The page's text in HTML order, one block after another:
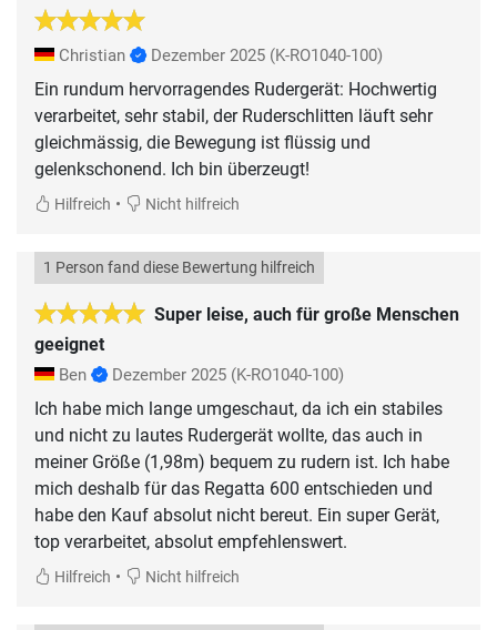
Christian Dezember 2025 (K-RO1040-100)
Ein rundum hervorragendes Rudergerät: Hochwertig
verarbeitet, sehr stabil, der Ruderschlitten läuft sehr
gleichmässig, die Bewegung ist flüssig und
gelenkschonend. Ich bin überzeugt!
Hilfreich • Nicht hilfreich
Super leise, auch für große Menschen
geeignet
1 Person fand diese Bewertung hilfreich
Ben Dezember 2025 (K-RO1040-100)
Ich habe mich lange umgeschaut, da ich ein stabiles
und nicht zu lautes Rudergerät wollte, das auch in
meiner Größe (1,98m) bequem zu rudern ist. Ich habe
mich deshalb für das Regatta 600 entschieden und
habe den Kauf absolut nicht bereut. Ein super Gerät,
top verarbeitet, absolut empfehlenswert.
Hilfreich • Nicht hilfreich